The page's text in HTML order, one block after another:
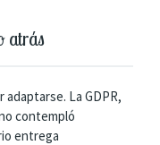
atrás
La GDPR,
contempló
entrega